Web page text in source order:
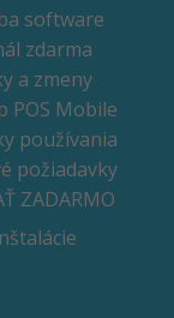
software
zdarma
a zmeny
POS Mobile
používania
požiadavky
ZADARMO